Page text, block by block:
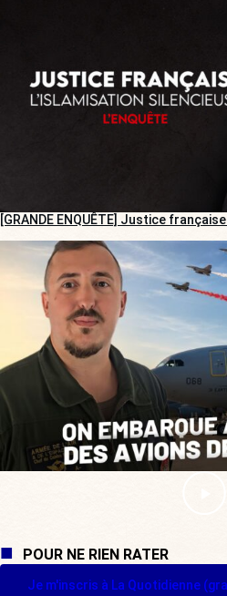
[GRANDE ENQUÊTE] Justice
POUR NE RIEN RATER
Je m'inscris à La Quotidienne